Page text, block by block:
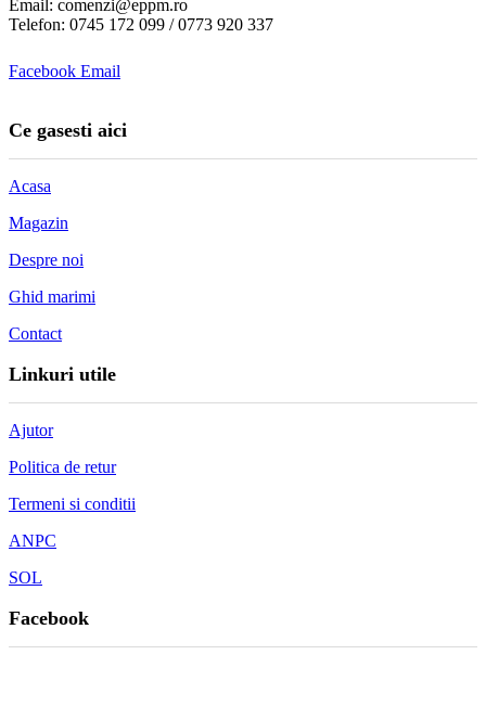
Email: comenzi@eppm.ro
Telefon: 0745 172 099 / 0773 920 337
Facebook Email
Ce gasesti aici
Acasa
Magazin
Despre noi
Ghid marimi
Contact
Linkuri utile
Ajutor
Politica de retur
Termeni si conditii
ANPC
SOL
Facebook